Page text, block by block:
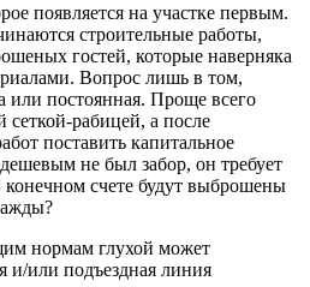
появляется на участке первым.
строительные работы,
гостей, которые наверняка
Вопрос лишь в том,
или постоянная. Проще всего
сеткой-рабицей, а после
поставить капитальное
не был забор, он требует
конечном счете будут выброшены
нормам глухой может
и/или подъездная линия